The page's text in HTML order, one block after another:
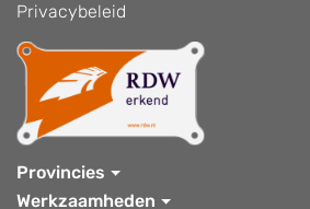
Privacybeleid
Provincies
Werkzaamheden